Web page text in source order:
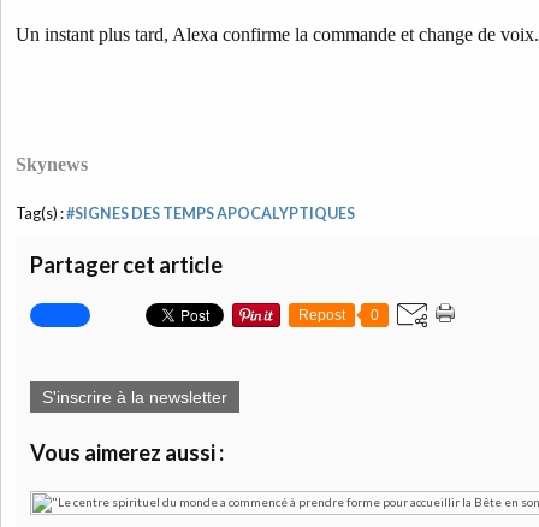
Un instant plus tard, Alexa confirme la commande et change de voix.
Skynews
Tag(s) :#SIGNES DES TEMPS APOCALYPTIQUES
Partager cet article
Repost 0
S'inscrire à la newsletter
Vous aimerez aussi :